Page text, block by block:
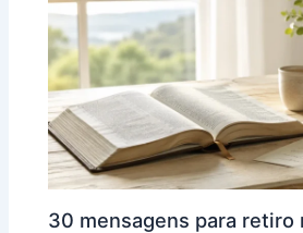
30 mensagens para retiro